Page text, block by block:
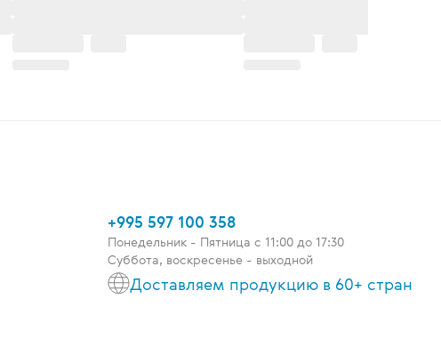
+995 597 100 358
Понедельник - Пятница c 11:00 до 17:30
Суббота, воскресенье - выходной
Доставляем продукцию в 60+ стран